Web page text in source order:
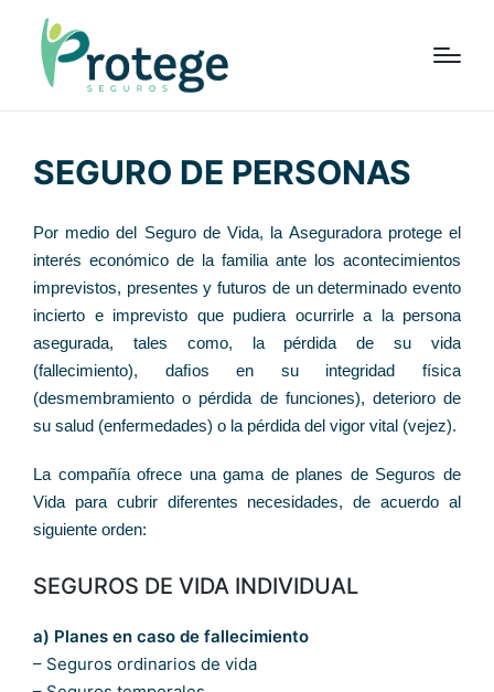
SEGURO DE PERSONAS
Por medio del Seguro de Vida, la Aseguradora protege el
interés económico de la familia ante los acontecimientos
imprevistos, presentes y futuros de un determinado evento
incierto e imprevisto que pudiera ocurrirle a la persona
asegurada, tales como, la pérdida de su vida
(fallecimiento), daﬁos en su integridad física
(desmembramiento o pérdida de funciones), deterioro de
su salud (enfermedades) o la pérdida del vigor vital (vejez).
La compañía ofrece una gama de planes de Seguros de
Vida para cubrir diferentes necesidades, de acuerdo al
siguiente orden:
SEGUROS DE VIDA INDIVIDUAL
a) Planes en caso de fallecimiento
– Seguros ordinarios de vida